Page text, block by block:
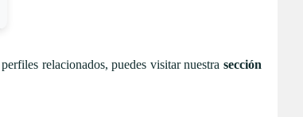
relacionados, puedes visitar nuestrasección